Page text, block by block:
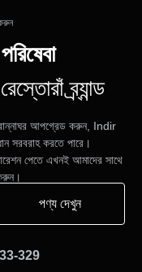
ব্র্যান্ড
আপগ্রেড করুন, Indir
সরবরাহ করতে পারে।
পেতে এখনই আমাদের সাথে
পণ্য দেখুন
329